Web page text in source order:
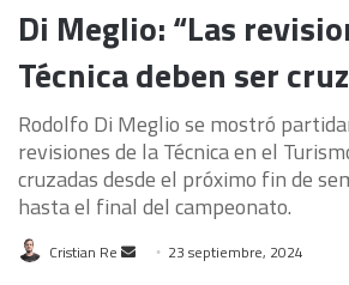
Di Meglio: “Las
Técnica deben ser
Rodolfo Di Meglio se mostró
revisiones de la Técnica en el
cruzadas desde el próximo fin de
hasta el final del campeonato.
Cristian Re
Send 23 septiembre, 2024